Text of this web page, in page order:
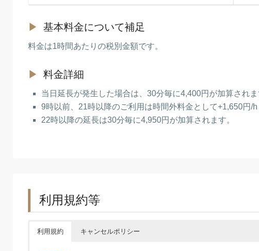
基本料金について補足
料金は1時間あたりの税別金額です。
料金詳細
当日延長が発生した場合は、30分毎に4,400円が加算されま
9時以前、21時以降のご利用は時間外料金として+1,650円/h
22時以降の延長は30分毎に4,950円が加算されます。
利用規約等
利用規約 キャンセルポリシー